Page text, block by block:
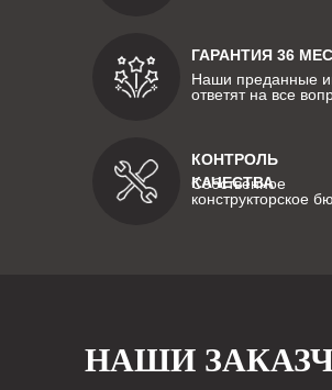
КОНТРОЛЬ
КАЧЕСТВА
Собственное
конструкторское
ГАРАНТИЯ 36
Наши преданные
ответят на все
НАШИ